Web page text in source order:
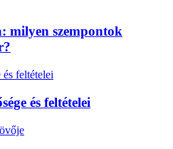
milyen szempontok
és feltételei